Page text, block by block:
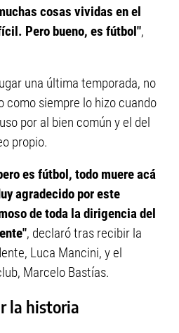
cosas vividas en el
Pero bueno, es fútbol",
una última temporada, no
como siempre lo hizo cuando
por al bien común y el del
propio.
es fútbol, todo muere acá
agradecido por este
de toda la dirigencia del
, declaró tras recibir la
Luca Mancini, y el
Marcelo Bastías.
la historia